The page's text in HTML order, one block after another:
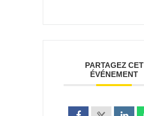
PARTAGEZ CET
ÉVÉNEMENT